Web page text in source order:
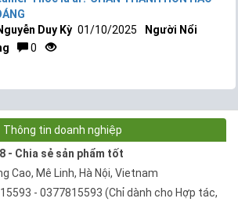
Duy Kỳ 01/10/2025
Người Nổi
0
Thông tin doanh nghiệp
- Chia sẻ sản phẩm tốt
Cao, Mê Linh, Hà Nội, Vietnam
- 0377815593 (Chỉ dành cho Hợp tác,